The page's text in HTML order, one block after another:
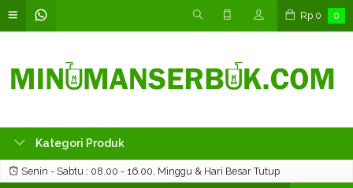
Rp 0 0
Kategori Produk
Senin - Sabtu : 08.00 - 16.00, Minggu & Hari Besar Tutup